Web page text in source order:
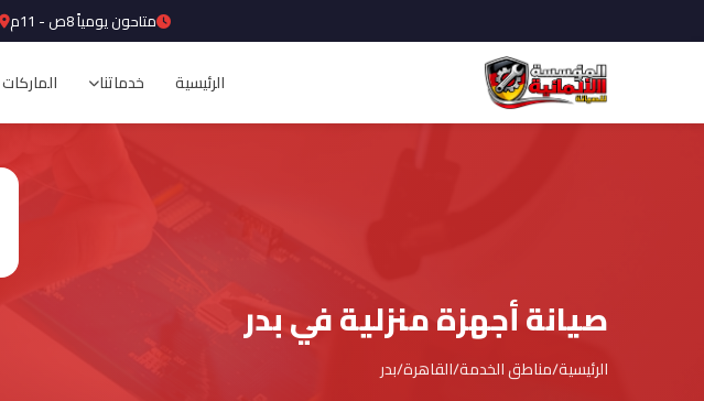
متاحون يومياً 8ص - 11م
الرئيسية خدماتنا الماركات
صيانة أجهزة منزلية في بدر
الرئيسية/مناطق الخدمة/القاهرة/بدر